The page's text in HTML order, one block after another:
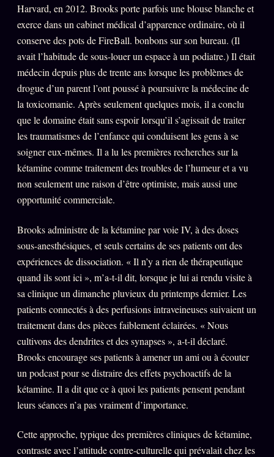
Harvard, en 2012. Brooks porte parfois une blouse blanche et
exerce dans un cabinet médical d’apparence ordinaire, où il
conserve des pots de FireBall. bonbons sur son bureau. (Il
avait l’habitude de sous-louer un espace à un podiatre.) Il était
médecin depuis plus de trente ans lorsque les problèmes de
drogue d’un parent l’ont poussé à poursuivre la médecine de
la toxicomanie. Après seulement quelques mois, il a conclu
que le domaine était sans espoir lorsqu’il s’agissait de traiter
les traumatismes de l’enfance qui conduisent les gens à se
soigner eux-mêmes. Il a lu les premières recherches sur la
kétamine comme traitement des troubles de l’humeur et a vu
non seulement une raison d’être optimiste, mais aussi une
opportunité commerciale.
Brooks administre de la kétamine par voie IV, à des doses
sous-anesthésiques, et seuls certains de ses patients ont des
expériences de dissociation. « Il n’y a rien de thérapeutique
quand ils sont ici », m’a-t-il dit, lorsque je lui ai rendu visite à
sa clinique un dimanche pluvieux du printemps dernier. Les
patients connectés à des perfusions intraveineuses suivaient un
traitement dans des pièces faiblement éclairées. « Nous
cultivons des dendrites et des synapses », a-t-il déclaré.
Brooks encourage ses patients à amener un ami ou à écouter
un podcast pour se distraire des effets psychoactifs de la
kétamine. Il a dit que ce à quoi les patients pensent pendant
leurs séances n’a pas vraiment d’importance.
Cette approche, typique des premières cliniques de kétamine,
contraste avec l’attitude contre-culturelle qui prévalait chez les